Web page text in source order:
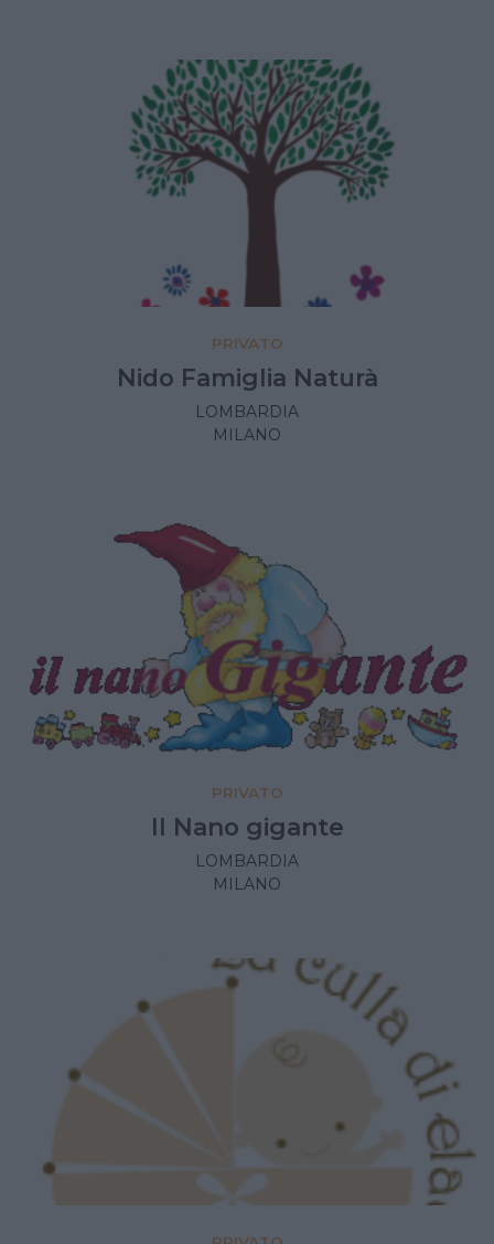
PRIVATO
Nido Famiglia Naturà
LOMBARDIA
MILANO
PRIVATO
Il Nano gigante
LOMBARDIA
MILANO